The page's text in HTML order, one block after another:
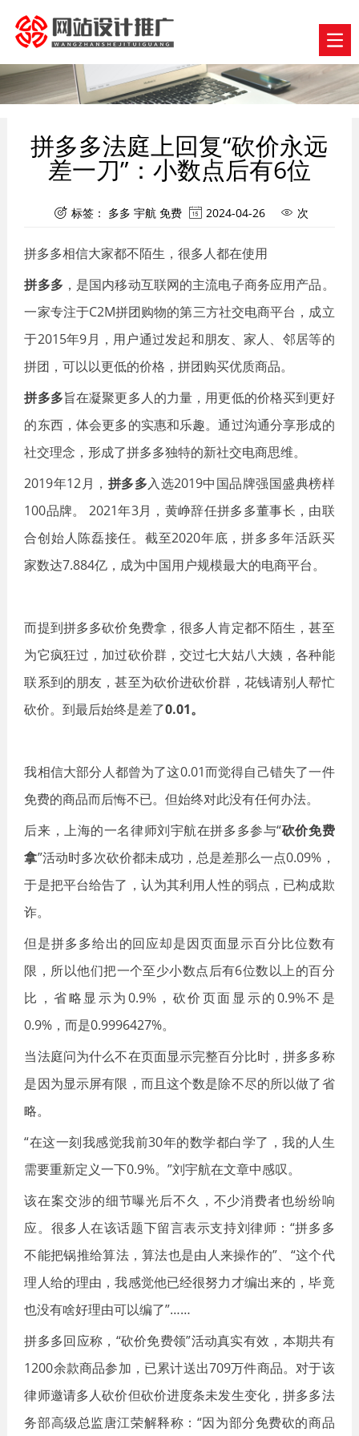
拼多多法庭上回复“砍价永远
差一刀”：小数点后有6位
 标签： 多多 宇航 免费  2024-04-26  次
拼多多相信大家都不陌生，很多人都在使用
拼多多 ，是国内移动互联网的主流电子商务应用产品。
一家专注于C2M拼团购物的第三方社交电商平台，成立
于2015年9月，用户通过发起和朋友、家人、邻居等的
拼团，可以以更低的价格，拼团购买优质商品。
拼多多旨在凝聚更多人的力量，用更低的价格买到更好
的东西，体会更多的实惠和乐趣。通过沟通分享形成的
社交理念，形成了拼多多独特的新社交电商思维。
2019年12月， 拼多多入选2019中国品牌强国盛典榜样
100品牌。 2021年3月，黄峥辞任拼多多董事长，由联
合创始人陈磊接任。截至2020年底，拼多多年活跃买
家数达7.884亿，成为中国用户规模最大的电商平台。
而提到拼多多砍价免费拿，很多人肯定都不陌生，甚至
为它疯狂过，加过砍价群，交过七大姑八大姨，各种能
联系到的朋友，甚至为砍价进砍价群，花钱请别人帮忙
砍价。到最后始终是差了0.01。
我相信大部分人都曾为了这0.01而觉得自己错失了一件
免费的商品而后悔不已。但始终对此没有任何办法。
后来，上海的一名律师刘宇航在拼多多参与“砍价免费
拿”活动时多次砍价都未成功，总是差那么一点0.09%，
于是把平台给告了，认为其利用人性的弱点，已构成欺
诈。
但是拼多多给出的回应却是因页面显示百分比位数有
限，所以他们把一个至少小数点后有6位数以上的百分
比，省略显示为0.9%，砍价页面显示的0.9%不是
0.9%，而是0.9996427%。
当法庭问为什么不在页面显示完整百分比时，拼多多称
是因为显示屏有限，而且这个数是除不尽的所以做了省
略。
“在这一刻我感觉我前30年的数学都白学了，我的人生
需要重新定义一下0.9%。”刘宇航在文章中感叹。
该在案交涉的细节曝光后不久，不少消费者也纷纷响
应。很多人在该话题下留言表示支持刘律师：“拼多多
不能把锅推给算法，算法也是由人来操作的”、“这个代
理人给的理由，我感觉他已经很努力才编出来的，毕竟
也没有啥好理由可以编了”……
拼多多回应称，“砍价免费领”活动真实有效，本期共有
1200余款商品参加，已累计送出709万件商品。对于该
律师邀请多人砍价但砍价进度条未发生变化，拼多多法
务部高级总监唐江荣解释称：“因为部分免费砍的商品